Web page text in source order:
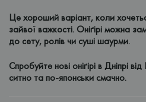
Це хороший варіант, коли
зайвої важкості. Оніґірі можна
до сету, ролів чи суші шаурми.
Спробуйте нові оніґірі в Дніпрі
ситно та по-японськи смачно.